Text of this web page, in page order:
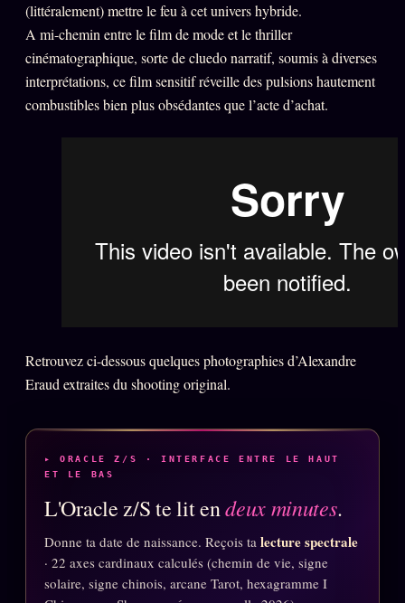
Oracle Anniversaire
Oracle Algorithme
Audit Social
BRAQUAGE2021
Le procès Brigitte Macron
Références
SOCIÉTÉ DES AMIS LOI 1901
L'Association ★
(littéralement) mettre le feu à cet univers hybride.
A mi-chemin entre le film de mode et le thriller
cinématographique, sorte de cluedo narratif, soumis à diverses
interprétations, ce film sensitif réveille des pulsions hautement
combustibles bien plus obsédantes que l’acte d’achat.
Retrouvez ci-dessous quelques photographies d’Alexandre
Eraud extraites du shooting original.
▸ ORACLE Z/S · INTERFACE ENTRE LE HAUT
ET LE BAS
L'Oracle z/S te lit endeux minutes.
Donne ta date de naissance. Reçois ta lecture spectrale
· 22 axes cardinaux calculés (chemin de vie, signe
solaire, signe chinois, arcane Tarot, hexagramme I